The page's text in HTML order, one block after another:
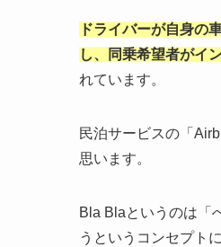
ドライバーが自身の
し、同乗希望者がイ
れています。
民泊サービスの「
思います。
Bla Blaというのは「
うというコンセプト